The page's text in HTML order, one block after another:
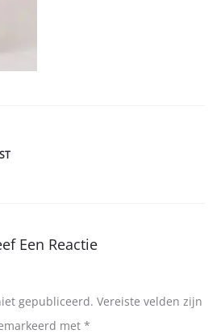
Een Reactie
gepubliceerd. Vereiste velden zijn
met *